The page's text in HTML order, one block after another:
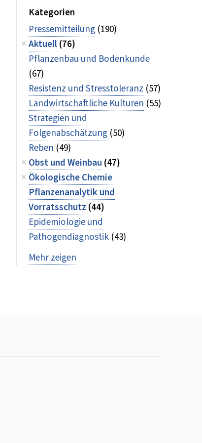
Kategorien
Pressemitteilung (190)
Aktuell(76)
Pflanzenbau und Bodenkunde
(67)
Resistenz und Stresstoleranz (57)
Landwirtschaftliche Kulturen (55)
Strategien und
Folgenabschätzung (50)
Reben (49)
Obst und Weinbau (47)
Ökologische Chemie
Pflanzenanalytik und
Vorratsschutz (44)
Epidemiologie und
Pathogendiagnostik (43)
Mehr zeigen